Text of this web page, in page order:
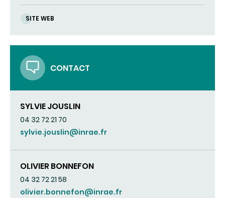
SITE WEB
CONTACT
SYLVIE JOUSLIN
04 32 72 21 70
sylvie.jouslin@inrae.fr
OLIVIER BONNEFON
04 32 72 21 58
olivier.bonnefon@inrae.fr